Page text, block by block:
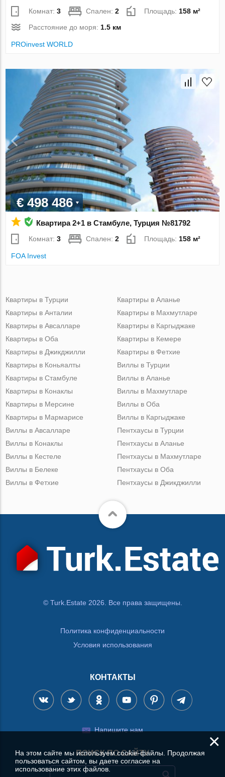
Комнат:3 Спален:2 Площадь: 158 м²
Расстояние до моря: 1.5 км
PROinvest WORLD
€ 498 486
Квартира 2+1 в Стамбуле, Турция №81792
Комнат:3 Спален:2 Площадь: 158 м²
FOA Invest
Квартиры в Турции
Квартиры в Анталии
Квартиры в Авсалларе
Квартиры в Оба
Квартиры в Джикджилли
Квартиры в Аланье
Квартиры в Махмутларе
Квартиры в Каргыджаке
Квартиры в Кемере
Квартиры в Фетхие
Квартиры в Коньяалты
Квартиры в Стамбуле
Квартиры в Конаклы
Квартиры в Мерсине
Квартиры в Мармарисе
Виллы в Турции
Виллы в Аланье
Виллы в Махмутларе
Виллы в Оба
Виллы в Каргыджаке
Виллы в Авсалларе
Виллы в Конаклы
Виллы в Кестеле
Виллы в Белеке
Виллы в Фетхие
Пентхаусы в Турции
Пентхаусы в Аланье
Пентхаусы в Махмутларе
Пентхаусы в Оба
Пентхаусы в Джикджилли
© Turk.Estate 2026. Все права защищены.
Политика конфиденциальности
Условия использования
КОНТАКТЫ
Напишите нам
ПОИСК ПО САЙТУ
×
На этом сайте мы используем cookie-файлы. Продолжая
пользоваться сайтом, вы даете согласие на
использование этих файлов.